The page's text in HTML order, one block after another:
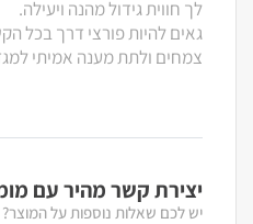
לך חווית גידול מהנה ויעילה.
גאים להיות פורצי דרך בכל
צמחים ולתת מענה אמיתי
יצירת קשר מהיר עם
יש לכם שאלות נוספות על המוצר?